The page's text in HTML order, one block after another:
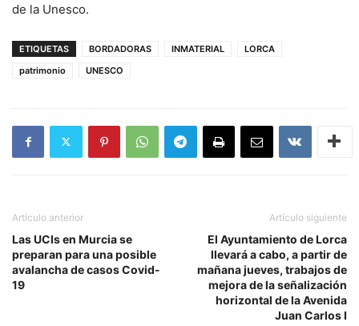
de la Unesco.
ETIQUETAS BORDADORAS INMATERIAL
LORCA
patrimonio
UNESCO
Artículo anterior
Las UCIs en Murcia se
preparan para una posible
avalancha de casos Covid-
19
Artículo siguiente
El Ayuntamiento de Lorca
llevará a cabo, a partir de
mañana jueves, trabajos de
mejora de la señalización
horizontal de la Avenida
Juan Carlos I